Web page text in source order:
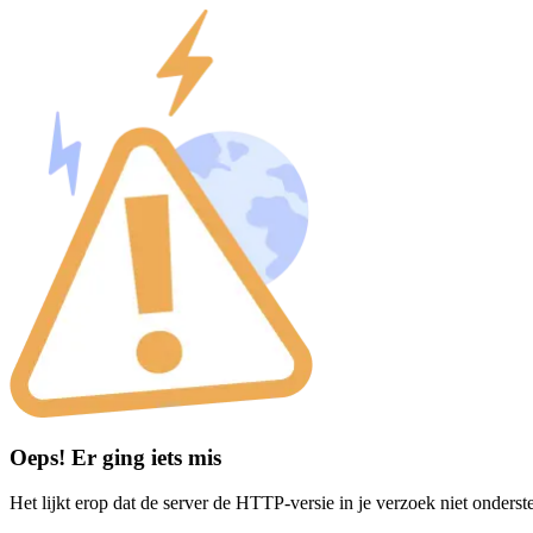
Oeps! Er ging iets mis
Het lijkt erop dat de server de HTTP-versie in je verzoek niet